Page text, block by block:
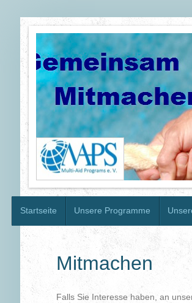
Startseite Unsere Programme
Mitmachen
Falls Sie Interesse haben, an